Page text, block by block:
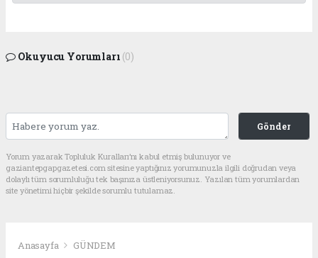
Okuyucu Yorumları (0)
Gönder
Yorum yazarak Topluluk Kuralları’nı kabul etmiş bulunuyor ve
gaziantepgapgazetesi.com sitesine yaptığınız yorumunuzla ilgili doğrudan veya
dolaylı tüm sorumluluğu tek başınıza üstleniyorsunuz. Yazılan tüm yorumlardan
site yönetimi hiçbir şekilde sorumlu tutulamaz.
Anasayfa GÜNDEM